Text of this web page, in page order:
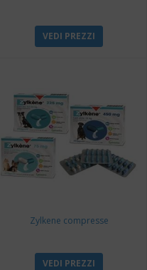
VEDI PREZZI
Zylkene compresse
VEDI PREZZI